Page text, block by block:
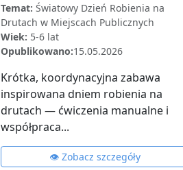
Temat: Światowy Dzień Robienia na
Drutach w Miejscach Publicznych
Wiek: 5-6 lat
Opublikowano:15.05.2026
Krótka, koordynacyjna zabawa
inspirowana dniem robienia na
drutach — ćwiczenia manualne i
współpraca...
👁️ Zobacz szczegóły